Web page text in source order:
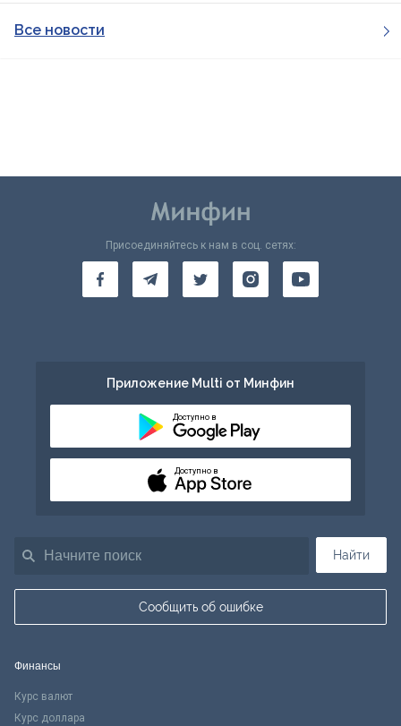
Все новости
Найти
Сообщить об ошибке
Присоединяйтесь к нам в соц. сетях:
Приложение Multi от Минфин
Доступно в
Доступно в
Финансы
Курс валют
Курс доллара